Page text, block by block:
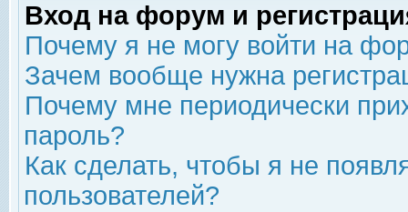
Вход на форум и
Почему я не могу войти на
Зачем вообще нужна
Почему мне периодически
пароль?
Как сделать, чтобы я не
пользователей?